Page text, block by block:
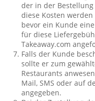
der in der
diese Kosten
bevor ein Kunde
für diese
Takeaway.com
Falls der Kunde
sollte er zum
Restaurants
Mail, SMS oder auf
angegeben.